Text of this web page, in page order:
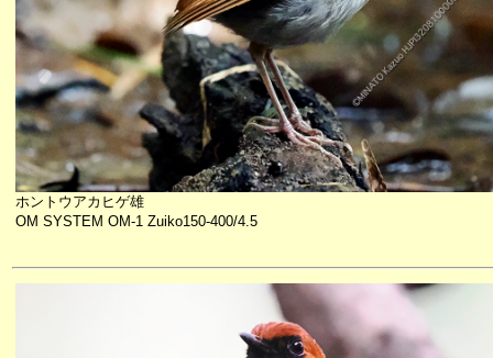
ホントウアカヒゲ雄
OM SYSTEM OM-1 Zuiko150-400/4.5